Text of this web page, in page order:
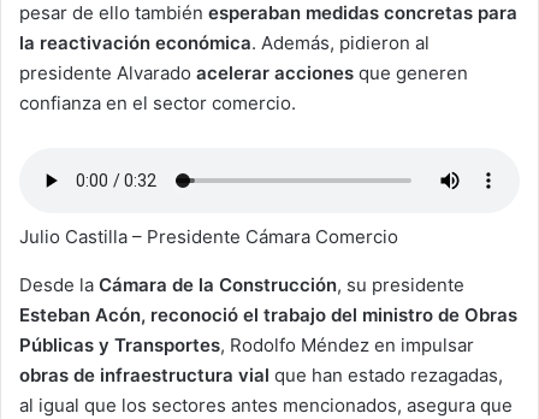
pesar de ello también esperaban medidas concretas para
la reactivación económica. Además, pidieron al
presidente Alvarado acelerar acciones que generen
confianza en el sector comercio.
Julio Castilla – Presidente Cámara Comercio
Desde la Cámara de la Construcción, su presidente
Esteban Acón, reconoció el trabajo del ministro de Obras
Públicas y Transportes, Rodolfo Méndez en impulsar
obras de infraestructura vial que han estado rezagadas,
al igual que los sectores antes mencionados, asegura que